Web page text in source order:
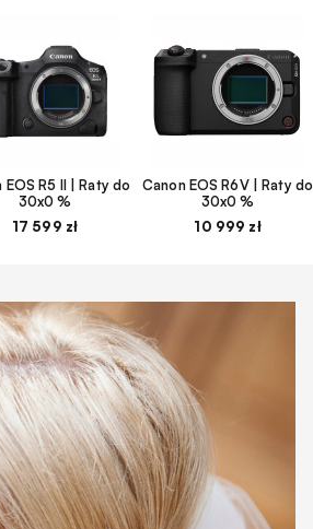
EOS R5 II | Raty do
30x0 %
17 599 zł
Canon EOS R6V | Raty do
30x0 %
10 999 zł